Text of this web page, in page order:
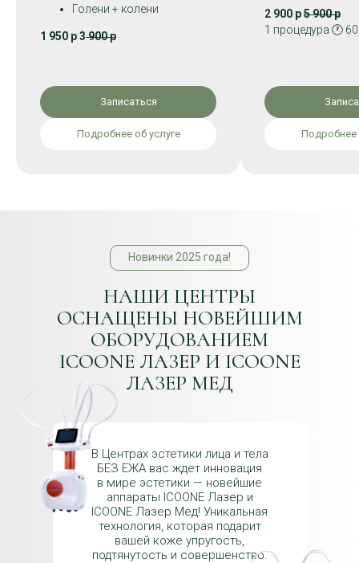
Голени + колени
1 950 р 3900 р
Записаться
Подробнее об услуге
2 900 р5 900 р
1 процедура 🕐
Подробнее
НАШИ ЦЕНТРЫ
ОСНАЩЕНЫ НОВЕЙШИМ
ОБОРУДОВАНИЕМ
ICOONE ЛАЗЕР И ICOONE
ЛАЗЕР МЕД
Новинки 2025 года!
В Центрах эстетики лица и тела
БЕЗ ЕЖА вас ждет инновация
в мире эстетики — новейшие
аппараты ICOONE Лазер и
ICOONE Лазер Мед! Уникальная
технология, которая подарит
вашей коже упругость,
подтянутость и совершенство.